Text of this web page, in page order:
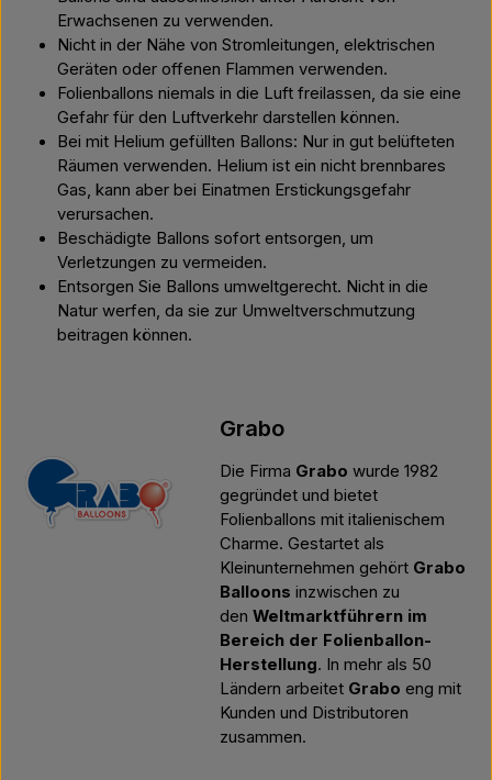
Erwachsenen zu verwenden.
Nicht in der Nähe von Stromleitungen, elektrischen
Geräten oder offenen Flammen verwenden.
Folienballons niemals in die Luft freilassen, da sie eine
Gefahr für den Luftverkehr darstellen können.
Bei mit Helium gefüllten Ballons: Nur in gut belüfteten
Räumen verwenden. Helium ist ein nicht brennbares
Gas, kann aber bei Einatmen Erstickungsgefahr
verursachen.
Beschädigte Ballons sofort entsorgen, um
Verletzungen zu vermeiden.
Entsorgen Sie Ballons umweltgerecht. Nicht in die
Natur werfen, da sie zur Umweltverschmutzung
beitragen können.
Grabo
Die Firma Grabo wurde 1982
gegründet und bietet
Folienballons mit italienischem
Charme. Gestartet als
Kleinunternehmen gehört Grabo
Balloons inzwischen zu
den Weltmarktführern im
Bereich der Folienballon-
Herstellung. In mehr als 50
Ländern arbeitet Grabo eng mit
Kunden und Distributoren
zusammen.